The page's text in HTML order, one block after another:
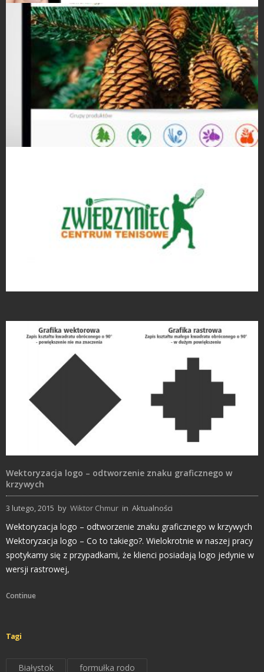
Strony Internetowe
Wektoryzacja logo – odtworzenie znaku graficznego w
krzywych
3 lutego, 2015 by Wiktor Chmur in Aktualności
Wektoryzacja logo – odtworzenie znaku graficznego w krzywych
Wektoryzacja logo – Co to takiego?. Wielokrotnie w naszej pracy
spotykamy się z przypadkami, że klienci posiadają logo jedynie w
wersji rastrowej,
Continue
Tagi
Białystok formułka rodo